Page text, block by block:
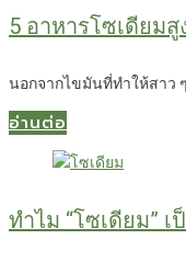
5 อาหารโซเดียม
นอกจากไขมันที่ทำให้สาว
อ่านต่อ
ทำไม “โซเดียม”